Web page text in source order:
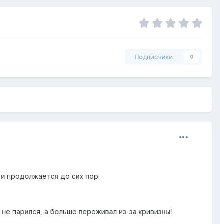
Подписчики 0
продолжается до сих пор.
парился, а больше переживал из-за кривизны!